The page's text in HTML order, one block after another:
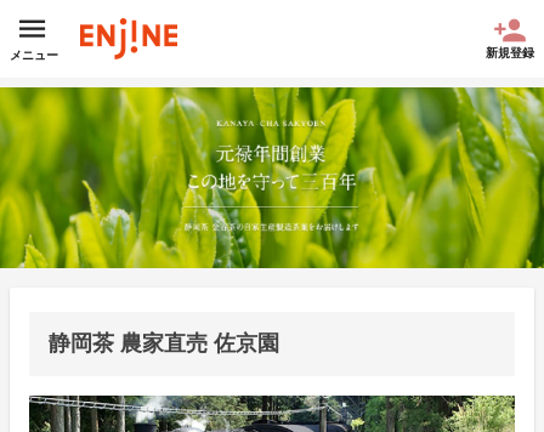
メニュー 新規登録
静岡茶 農家直売 佐京園